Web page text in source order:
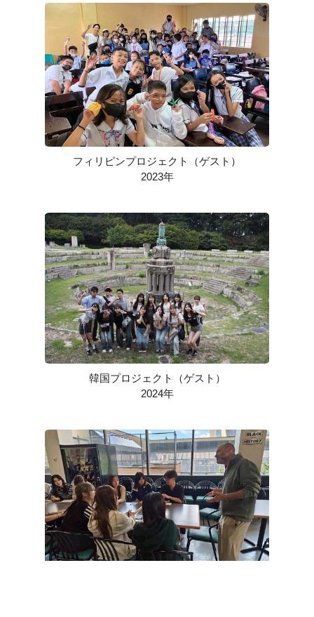
フィリピンプロジェクト（ゲスト）
2023年
韓国プロジェクト（ゲスト）
2024年